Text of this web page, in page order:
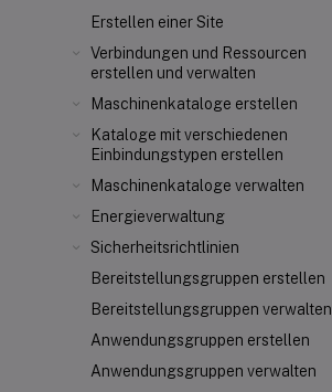
Erstellen einer Site
Verbindungen und Ressourcen
erstellen und verwalten
Maschinenkataloge erstellen
Kataloge mit verschiedenen
Einbindungstypen erstellen
Maschinenkataloge verwalten
Energieverwaltung
Sicherheitsrichtlinien
Bereitstellungsgruppen erstellen
Bereitstellungsgruppen verwalten
Anwendungsgruppen erstellen
Anwendungsgruppen verwalten